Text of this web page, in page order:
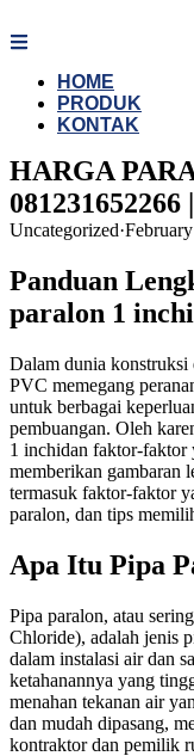
to
HOME
PRODUK
KONTAK
HARGA
Uncategorized·
Panduan
paralon 1
Dalam dunia konstruksi
PVC memegang
untuk berbagai
pembuangan. Oleh
1 inchidan faktor-faktor
memberikan gambaran
termasuk faktor-faktor
paralon, dan tips
Apa Itu Pipa
Pipa paralon, atau
Chloride), adalah jenis
dalam instalasi air dan
ketahanannya yang
menahan tekanan air
dan mudah dipasang,
kontraktor dan pemilik